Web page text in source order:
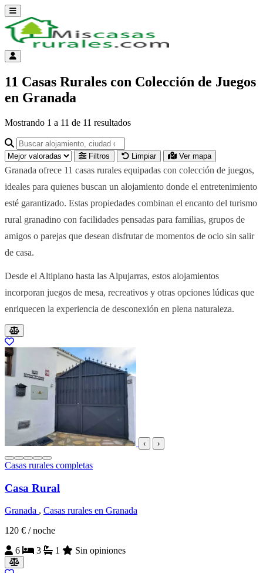
Abrir menú
Menú de cuenta
11 Casas Rurales con Colección de Juegos
en Granada
Mostrando 1 a 11 de 11 resultados
Buscar alojamiento, ciudad o provincia para ir a su página
Filtros Limpiar Ver mapa
Granada ofrece 11 casas rurales equipadas con colección de juegos,
ideales para quienes buscan un alojamiento donde el entretenimiento
esté garantizado. Estas propiedades combinan el encanto del turismo
rural granadino con facilidades pensadas para familias, grupos de
amigos o parejas que desean disfrutar de momentos de ocio sin salir
de casa.
Desde el Altiplano hasta las Alpujarras, estos alojamientos
incorporan juegos de mesa, recreativos y otras opciones lúdicas que
enriquecen la experiencia de desconexión en plena naturaleza.
Resultados del listado
‹ ›
Casas rurales completas
Casa Rural
Granada , Casas rurales en Granada
120 € / noche
6
3 1 Sin opiniones